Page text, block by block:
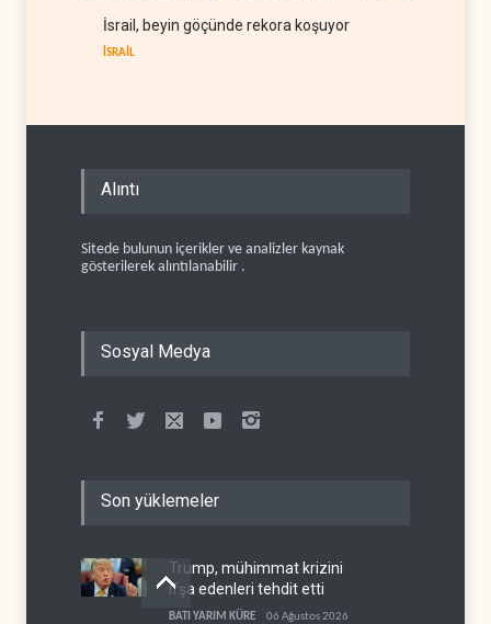
İsrail, beyin göçünde rekora koşuyor
İSRAİL
Alıntı
Sitede bulunun içerikler ve analizler kaynak
gösterilerek alıntılanabilir .
Sosyal Medya
Son yüklemeler
Trump, mühimmat krizini
ifşa edenleri tehdit etti
BATI YARIM KÜRE 06 Ağustos 2026